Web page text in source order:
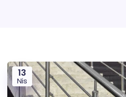
13
Nis